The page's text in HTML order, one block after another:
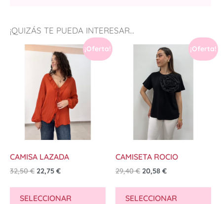
¡QUIZÁS TE PUEDA INTERESAR...
¡Oferta!
CAMISA LAZADA
32,50€ 22,75 €
SELECCIONAR
¡Oferta!
CAMISETA ROCIO
29,40€ 20,58 €
SELECCIONAR